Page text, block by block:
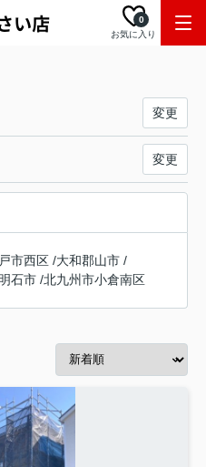
お気に入り
0
変更
変更
市西区 /大和郡山市 /
明石市 /北九州市小倉南区